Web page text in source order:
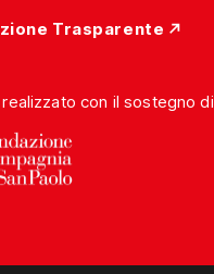
Trasparente
con il sostegno di